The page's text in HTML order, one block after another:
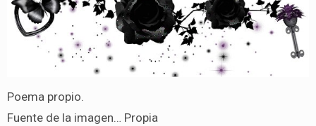
Poema propio.
Fuente de la imagen… Propia